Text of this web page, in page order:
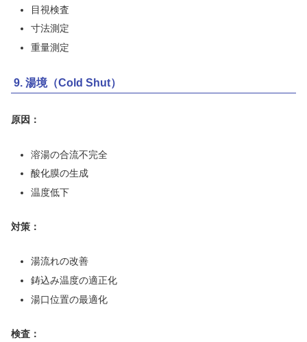
目視検査
寸法測定
重量測定
9. 湯境（Cold Shut）
原因：
溶湯の合流不完全
酸化膜の生成
温度低下
対策：
湯流れの改善
鋳込み温度の適正化
湯口位置の最適化
検査：